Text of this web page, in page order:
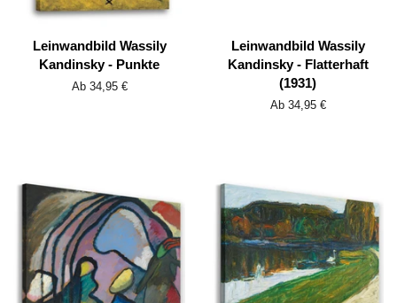
Leinwandbild Wassily
Kandinsky - Punkte
Ab 34,95 €
Leinwandbild Wassily
Kandinsky - Flatterhaft
(1931)
Ab 34,95 €